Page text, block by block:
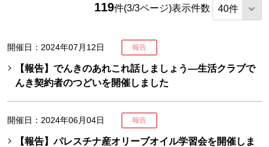
119件(3/3ページ)表示件数
開催日：2024年07月12日 報告
【報告】でんきのあれこれ話しましょう―生活クラブで
んき契約者のつどいを開催しました
開催日：2024年06月04日 報告
【報告】パレスチナ産オリーブオイル学習会を開催しま